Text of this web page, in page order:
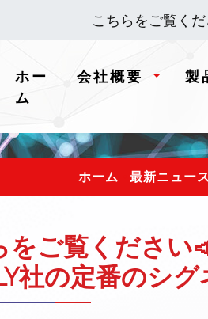
こちらをご覧く
ホー
ム
会社概要
ホーム 最新ニュース
をご覧ください
社の定番のシ